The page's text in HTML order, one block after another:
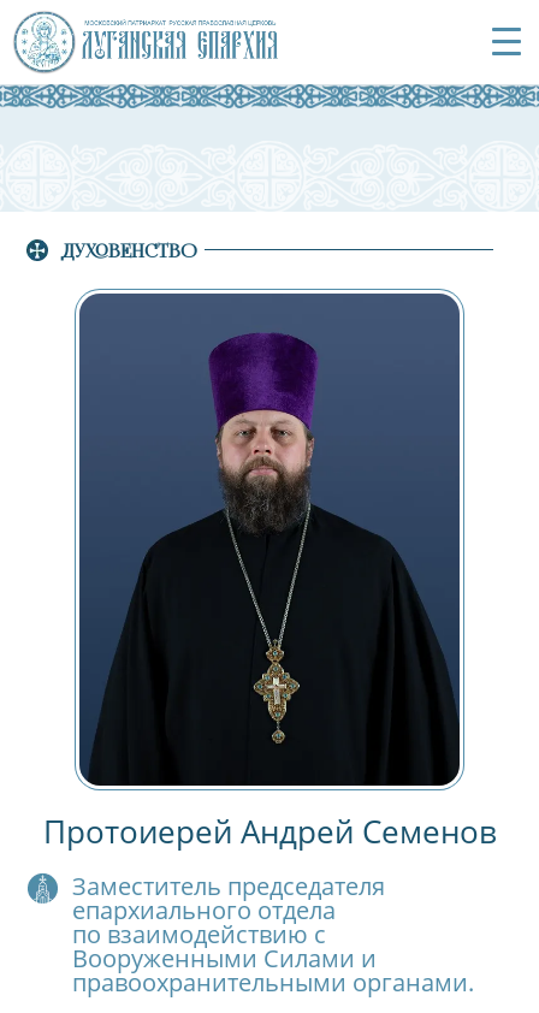
ДУХОВЕНСТВО
Протоиерей Андрей Семенов
Заместитель председателя
епархиального отдела
по взаимодействию с
Вооруженными Силами и
правоохранительными органами.